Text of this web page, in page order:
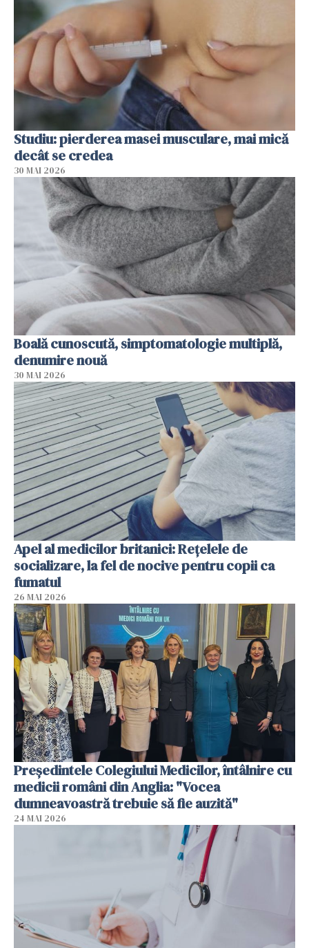
Studiu: pierderea masei musculare, mai mică
decât se credea
30 MAI 2026
Boală cunoscută, simptomatologie multiplă,
denumire nouă
30 MAI 2026
Apel al medicilor britanici: Reţelele de
socializare, la fel de nocive pentru copii ca
fumatul
26 MAI 2026
Președintele Colegiului Medicilor, întâlnire cu
medicii români din Anglia: "Vocea
dumneavoastră trebuie să fie auzită"
24 MAI 2026